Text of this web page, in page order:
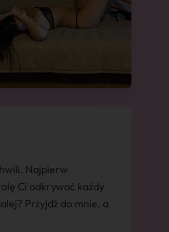
Najpierw
Ci odkrywać każdy
Przyjdź do mnie, a